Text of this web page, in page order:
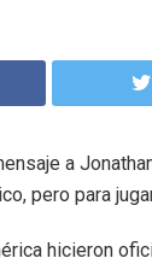
a
pero para
hicieron